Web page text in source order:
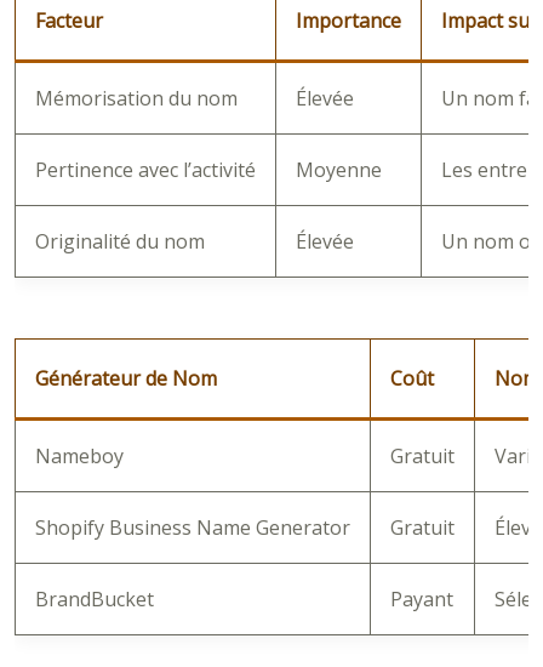
Facteur Importance Impact sur
Mémorisation du nom Élevée Un nom
Pertinence avec l’activité Moyenne Les
Originalité du nom Élevée Un nom
Générateur de Nom Coût
Nameboy Gratuit
Shopify Business Name Generator Gratuit Élevé
BrandBucket Payant